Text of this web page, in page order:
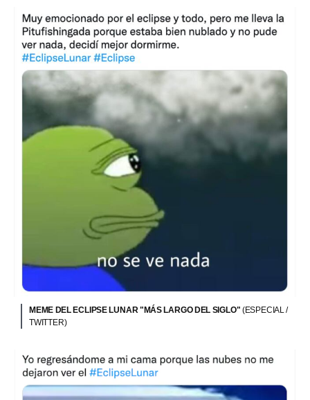
MEME DEL ECLIPSE LUNAR "MÁS LARGO DEL SIGLO" (ESPECIAL /
TWITTER)